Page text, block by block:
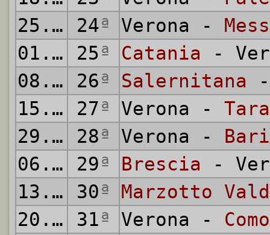
25.03.1956
24ª Verona -
01.04.1956
25ª Catania -
08.04.1956
26ª Salernitana -
15.04.1956
27ª Verona -
29.04.1956
28ª Verona - Bari
06.05.1956
29ª Brescia -
13.05.1956
30ª
Marzotto
20.05.1956
31ª Verona - Como